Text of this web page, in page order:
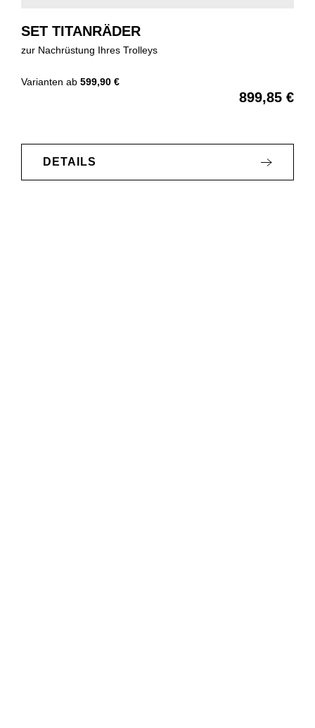
SET TITANRÄDER
zur Nachrüstung Ihres Trolleys
Varianten ab 599,90 €
899,85 €
DETAILS